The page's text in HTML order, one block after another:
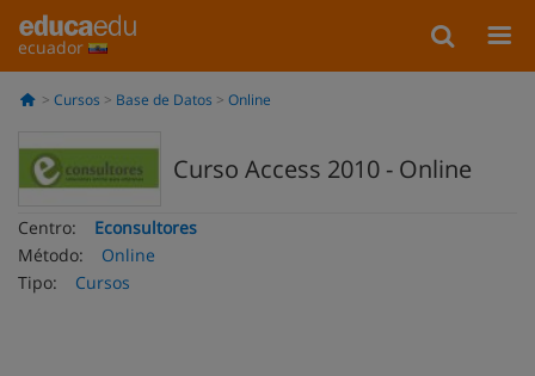
ecuador
Cursos Base de Datos Online
Curso Access 2010 - Online
Centro:
Econsultores
Método:
Online
Tipo:
Cursos